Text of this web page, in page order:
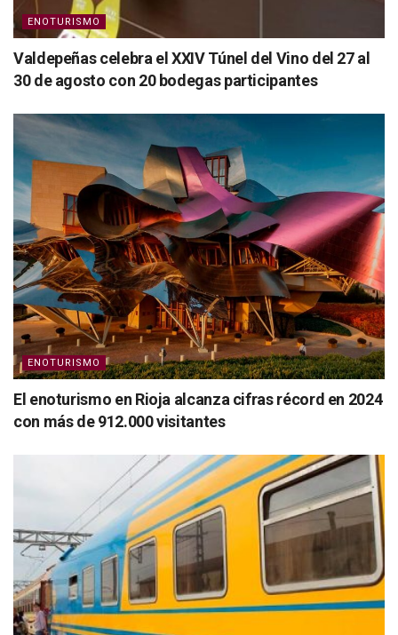
ENOTURISMO
Valdepeñas celebra el XXIV Túnel del Vino del 27 al
30 de agosto con 20 bodegas participantes
ENOTURISMO
El enoturismo en Rioja alcanza cifras récord en 2024
con más de 912.000 visitantes